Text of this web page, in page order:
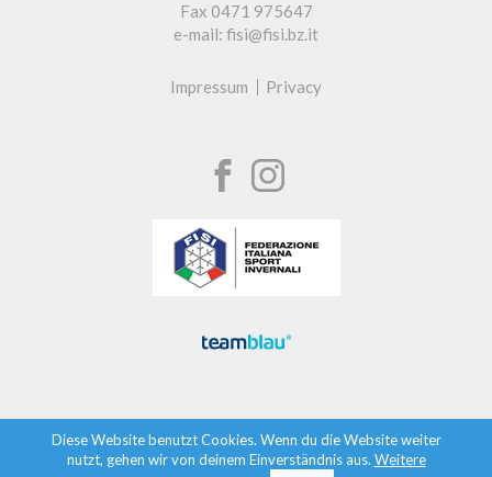
Fax 0471 975647
e-mail: fisi@fisi.bz.it
Impressum Privacy
Diese Website benutzt Cookies. Wenn du die Website weiter
nutzt, gehen wir von deinem Einverständnis aus. Weitere